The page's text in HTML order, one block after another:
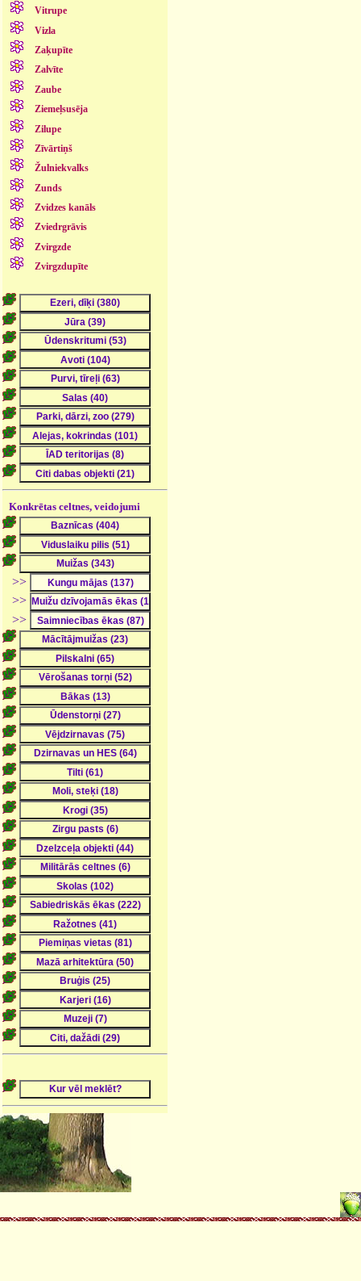
Vitrupe
Vizla
Zaķupīte
Zalvīte
Zaube
Ziemeļsusēja
Zilupe
Zīvārtiņš
Žulniekvalks
Zunds
Zvidzes kanāls
Zviedrgrāvis
Zvirgzde
Zvirgzdupīte
Konkrētas celtnes, veidojumi
>>
>>
>>